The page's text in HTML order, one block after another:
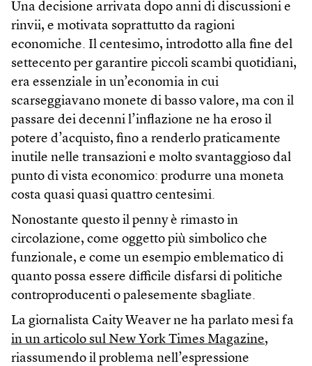
Una decisione arrivata dopo anni di discussioni e
rinvii, e motivata soprattutto da ragioni
economiche. Il centesimo, introdotto alla fine del
settecento per garantire piccoli scambi quotidiani,
era essenziale in un’economia in cui
scarseggiavano monete di basso valore, ma con il
passare dei decenni l’inflazione ne ha eroso il
potere d’acquisto, fino a renderlo praticamente
inutile nelle transazioni e molto svantaggioso dal
punto di vista economico: produrre una moneta
costa quasi quasi quattro centesimi.
Nonostante questo il penny è rimasto in
circolazione, come oggetto più simbolico che
funzionale, e come un esempio emblematico di
quanto possa essere difficile disfarsi di politiche
controproducenti o palesemente sbagliate.
La giornalista Caity Weaver ne ha parlato mesi fa
in un articolo sul New York Times Magazine,
riassumendo il problema nell’espressione